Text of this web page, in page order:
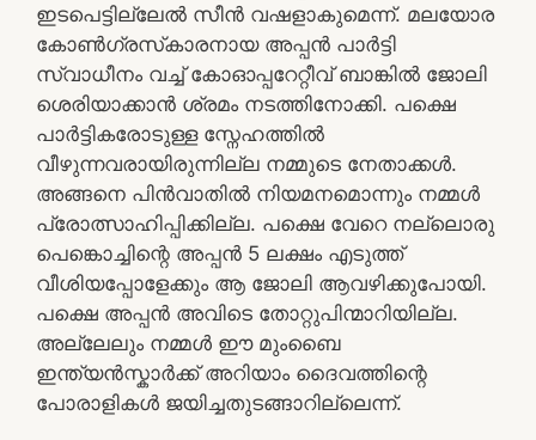
ഇടപെട്ടില്ലേൽ സീൻ വഷളാകുമെന്ന്. മലയോര
കോൺഗ്രസ്‌കാരനായ അപ്പൻ പാർട്ടി
സ്വാധീനം വച്ച് കോഓപ്പറേറ്റീവ് ബാങ്കിൽ ജോലി
ശെരിയാക്കാൻ ശ്രമം നടത്തിനോക്കി. പക്ഷെ
പാർട്ടികരോടുള്ള സ്നേഹത്തിൽ
വീഴുന്നവരായിരുന്നില്ല നമ്മുടെ നേതാക്കൾ.
അങ്ങനെ പിൻവാതിൽ നിയമനമൊന്നും നമ്മൾ
പ്രോത്സാഹിപ്പിക്കില്ല. പക്ഷെ വേറെ നല്ലൊരു
പെങ്കൊച്ചിന്റെ അപ്പൻ 5 ലക്ഷം എടുത്ത്
വീശിയപ്പോളേക്കും ആ ജോലി ആവഴിക്കുപോയി.
പക്ഷെ അപ്പൻ അവിടെ തോറ്റുപിന്മാറിയില്ല.
അല്ലേലും നമ്മൾ ഈ മുംബൈ
ഇന്ത്യൻസ്കാർക്ക് അറിയാം ദൈവത്തിന്റെ
പോരാളികൾ ജയിച്ചതുടങ്ങാറില്ലെന്ന്.